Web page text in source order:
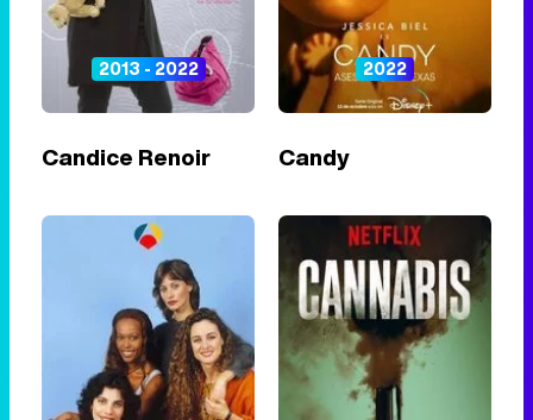
2013 - 2022
Candice Renoir
2022
Candy